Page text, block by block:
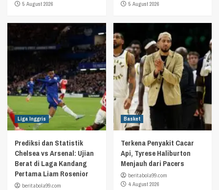
5 August 2026
5 August 2026
Liga Inggris
Prediksi dan Statistik
Chelsea vs Arsenal: Ujian
Berat di Laga Kandang
Pertama Liam Rosenior
beritabola99.com
Basket
Terkena Penyakit Cacar
Api, Tyrese Haliburton
Menjauh dari Pacers
beritabola99.com
4 August 2026